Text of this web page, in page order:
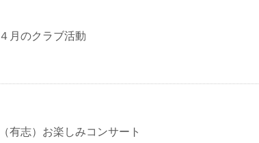
４月のクラブ活動
（有志）お楽しみコンサート